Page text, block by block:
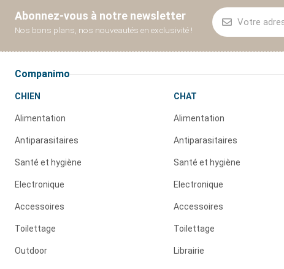
Abonnez-vous à notre newsletter
Nos bons plans, nos nouveautés en exclusivité !
Companimo
CHIEN
Alimentation
Antiparasitaires
Santé et hygiène
Electronique
Accessoires
Toilettage
Outdoor
CHAT
Alimentation
Antiparasitaires
Santé et hygiène
Electronique
Accessoires
Toilettage
Librairie